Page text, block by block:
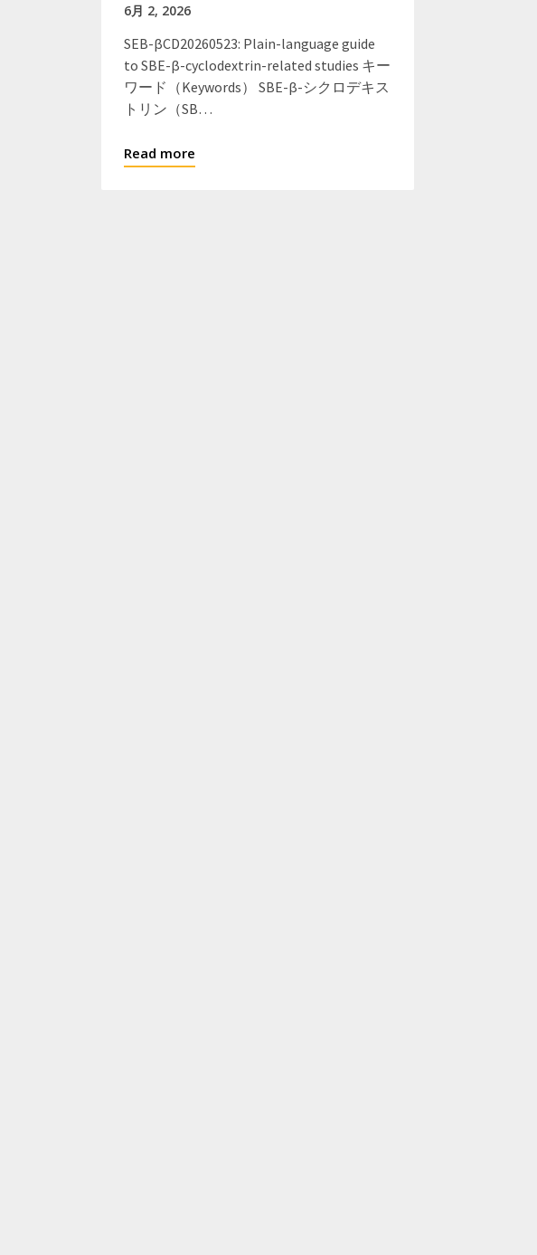
6月 2, 2026
SEB-βCD20260523: Plain-language guide
to SBE-β-cyclodextrin-related studies キー
ワード（Keywords） SBE-β-シクロデキス
トリン（SB…
Read more